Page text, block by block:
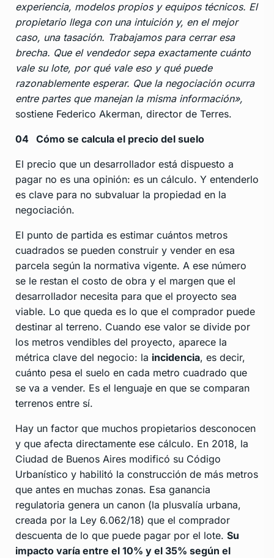
experiencia, modelos propios y equipos técnicos. El
propietario llega con una intuición y, en el mejor
caso, una tasación. Trabajamos para cerrar esa
brecha. Que el vendedor sepa exactamente cuánto
vale su lote, por qué vale eso y qué puede
razonablemente esperar. Que la negociación ocurra
entre partes que manejan la misma información»,
sostiene Federico Akerman, director de Terres.
04 Cómo se calcula el precio del suelo
El precio que un desarrollador está dispuesto a
pagar no es una opinión: es un cálculo. Y entenderlo
es clave para no subvaluar la propiedad en la
negociación.
El punto de partida es estimar cuántos metros
cuadrados se pueden construir y vender en esa
parcela según la normativa vigente. A ese número
se le restan el costo de obra y el margen que el
desarrollador necesita para que el proyecto sea
viable. Lo que queda es lo que el comprador puede
destinar al terreno. Cuando ese valor se divide por
los metros vendibles del proyecto, aparece la
métrica clave del negocio: la incidencia, es decir,
cuánto pesa el suelo en cada metro cuadrado que
se va a vender. Es el lenguaje en que se comparan
terrenos entre sí.
Hay un factor que muchos propietarios desconocen
y que afecta directamente ese cálculo. En 2018, la
Ciudad de Buenos Aires modificó su Código
Urbanístico y habilitó la construcción de más metros
que antes en muchas zonas. Esa ganancia
regulatoria genera un canon (la plusvalía urbana,
creada por la Ley 6.062/18) que el comprador
descuenta de lo que puede pagar por el lote. Su
impacto varía entre el 10% y el 35% según el